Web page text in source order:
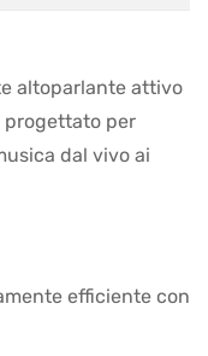
altoparlante attivo
progettato per
dal vivo ai
efficiente con